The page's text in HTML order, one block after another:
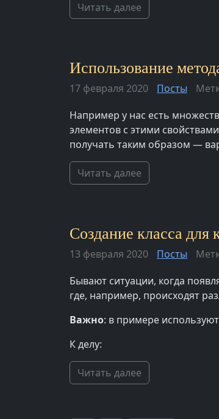
Читать далее
Использование
17 февраля 2020 Посты
Например у нас есть
элементов с этими
получать таким образом —
Читать далее
Создание класса
13 февраля 2020 Посты
Бывают ситуации, когда
где, например, происходят
Важно: в примере
К делу:
Читать далее